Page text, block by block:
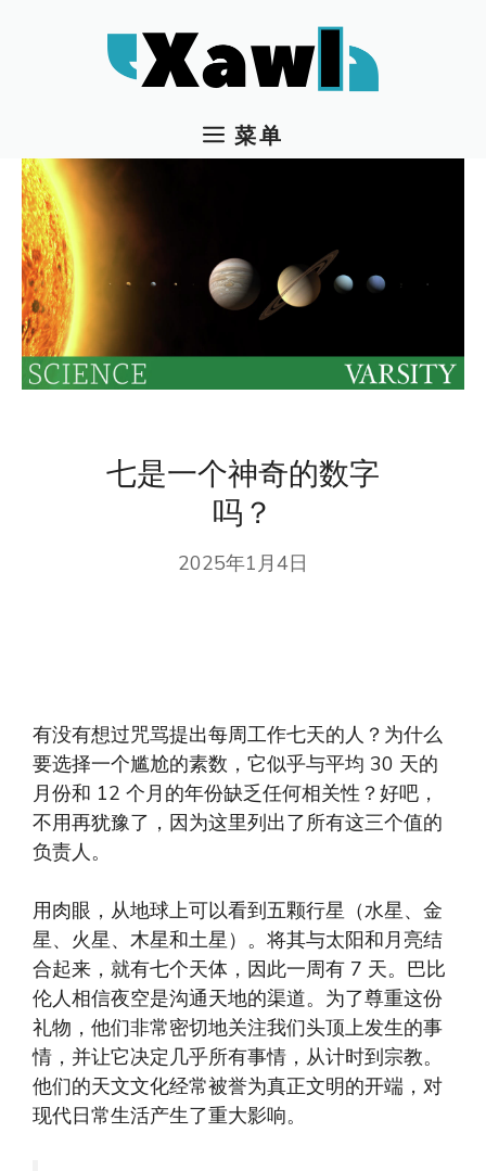
菜单
七是一个神奇的数字
吗？
2025年1月4日
有没有想过咒骂提出每周工作七天的人？为什么
要选择一个尴尬的素数，它似乎与平均 30 天的
月份和 12 个月的年份缺乏任何相关性？好吧，
不用再犹豫了，因为这里列出了所有这三个值的
负责人。
用肉眼，从地球上可以看到五颗行星（水星、金
星、火星、木星和土星）。将其与太阳和月亮结
合起来，就有七个天体，因此一周有 7 天。巴比
伦人相信夜空是沟通天地的渠道。为了尊重这份
礼物，他们非常密切地关注我们头顶上发生的事
情，并让它决定几乎所有事情，从计时到宗教。
他们的天文文化经常被誉为真正文明的开端，对
现代日常生活产生了重大影响。